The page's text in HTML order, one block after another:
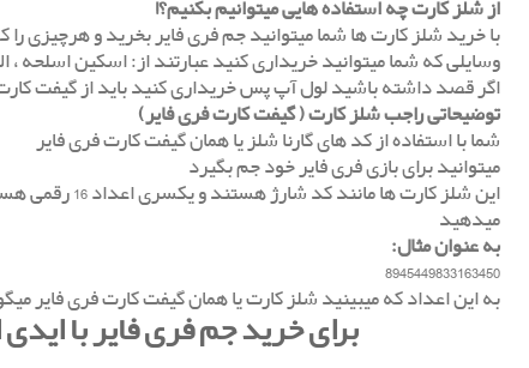
از شلز کارت چه استفاده هایی میتوانیم بکنیم؟!
با خرید شلز کارت ها شما میتوانید جم فری فایر بخرید و هرچیزی
وسایلی که شما میتوانید خریداری کنید عبارتند از: اسکین اسلحه ،
اگر قصد داشته باشید لول آپ پس خریداری کنید باید از گیفت کارت
توضیحاتی راجب شلز کارت ( گیفت کارت فری فایر)
شما با استفاده از کد های گارنا شلز یا همان گیفت کارت فری فایر
میتوانید برای بازی فری فایر خود جم‌ بگیرد
این شلز کارت ها
میدهید
به عنوان مثال:
8945449833163450
به این اعداد که میبینید شلز کارت یا همان گیفت کارت فری فایر
برای خرید جم فری فایر با